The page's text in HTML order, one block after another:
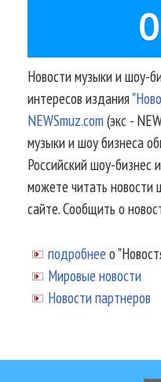
Новости музыки и шоу-
интересов издания
NEWSmuz.com(экс -
музыки и шоу бизнеса
Российский шоу-бизнес
можете читать новости
сайте. Сообщить о
подробнее о
Мировые новости
Новости партнеров